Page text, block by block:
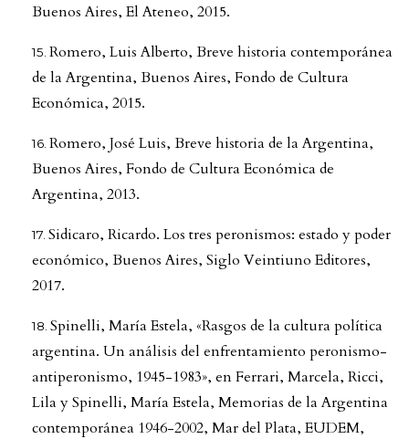
Buenos Aires, El Ateneo, 2015.
Romero, Luis Alberto, Breve historia contemporánea
de la Argentina, Buenos Aires, Fondo de Cultura
Económica, 2015.
Romero, José Luis, Breve historia de la Argentina,
Buenos Aires, Fondo de Cultura Económica de
Argentina, 2013.
Sidicaro, Ricardo. Los tres peronismos: estado y poder
económico, Buenos Aires, Siglo Veintiuno Editores,
2017.
Spinelli, María Estela, «Rasgos de la cultura política
argentina. Un análisis del enfrentamiento peronismo-
antiperonismo, 1945-1983», en Ferrari, Marcela, Ricci,
Lila y Spinelli, María Estela, Memorias de la Argentina
contemporánea 1946-2002, Mar del Plata, EUDEM,